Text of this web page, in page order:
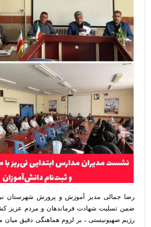
رضا جمالی مدیر آموزش و پرورش شهرستان
ضمن تسلیت شهادت فرماندهان و مردم عزیز
رژیم صهیونیستی ، بر لزوم هماهنگی دقیق میان